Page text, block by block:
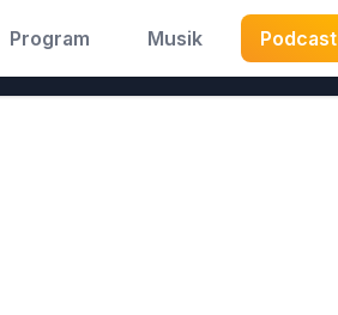
Program Musik Podcast